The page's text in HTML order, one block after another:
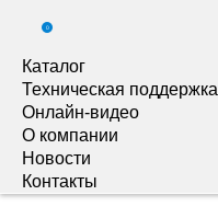
0
Каталог
Техническая поддержка
Онлайн-видео
О компании
Новости
Контакты